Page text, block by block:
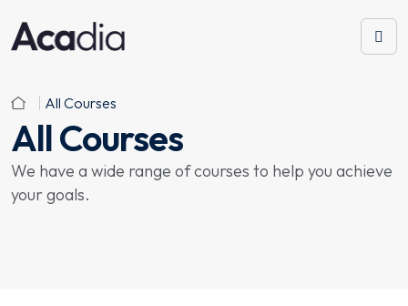
All Courses
All Courses
We have a wide range of courses to help you achieve
your goals.